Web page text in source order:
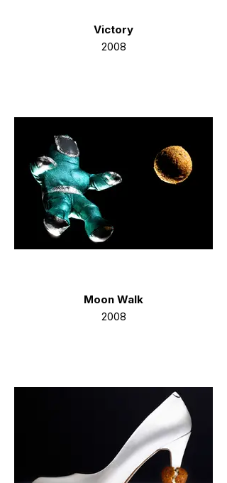
Victory
2008
Moon Walk
2008